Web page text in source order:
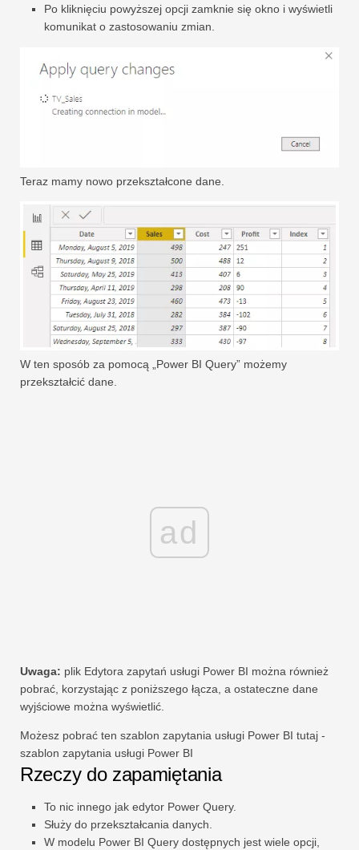
Po kliknięciu powyższej opcji zamknie się okno i wyświetli
komunikat o zastosowaniu zmian.
Teraz mamy nowo przekształcone dane.
W ten sposób za pomocą „Power BI Query” możemy
przekształcić dane.
ad
Uwaga: plik Edytora zapytań usługi Power BI można również
pobrać, korzystając z poniższego łącza, a ostateczne dane
wyjściowe można wyświetlić.
Możesz pobrać ten szablon zapytania usługi Power BI tutaj -
szablon zapytania usługi Power BI
Rzeczy do zapamiętania
To nic innego jak edytor Power Query.
Służy do przekształcania danych.
W modelu Power BI Query dostępnych jest wiele opcji,